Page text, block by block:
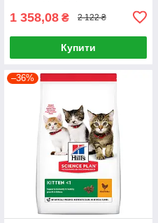
1 358,08 ₴ 2 122 ₴
Купити
–36%